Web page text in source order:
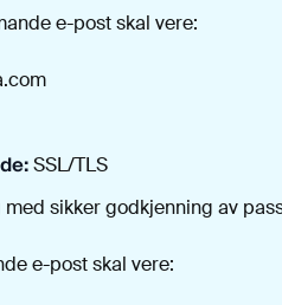
e-post skal vere:
SSL/TLS
sikker godkjenning av
e-post skal vere: